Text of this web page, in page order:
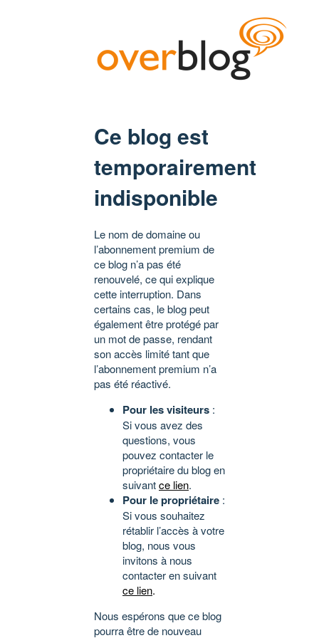
Ce blog est
temporairement
indisponible
Le nom de domaine ou
l’abonnement premium de
ce blog n’a pas été
renouvelé, ce qui explique
cette interruption. Dans
certains cas, le blog peut
également être protégé par
un mot de passe, rendant
son accès limité tant que
l’abonnement premium n’a
pas été réactivé.
Pour les visiteurs :
Si vous avez des
questions, vous
pouvez contacter le
propriétaire du blog en
suivantce lien.
Pour le propriétaire :
Si vous souhaitez
rétablir l’accès à votre
blog, nous vous
invitons à nous
contacter en suivant
ce lien.
Nous espérons que ce blog
pourra être de nouveau